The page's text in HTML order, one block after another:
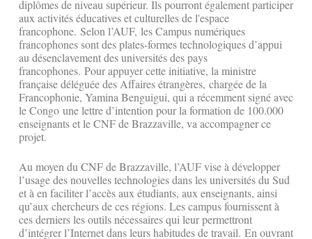
diplômes de niveau supérieur. Ils pourront également participer
aux activités éducatives et culturelles de l'espace
francophone. Selon l’AUF, les Campus numériques
francophones sont des plates-formes technologiques d’appui
au désenclavement des universités des pays
francophones. Pour appuyer cette initiative, la ministre
française déléguée des Affaires étrangères, chargée de la
Francophonie, Yamina Benguigui, qui a récemment signé avec
le Congo une lettre d’intention pour la formation de 100.000
enseignants et le CNF de Brazzaville, va accompagner ce
projet.
Au moyen du CNF de Brazzaville, l’AUF vise à développer
l’usage des nouvelles technologies dans les universités du Sud
et à en faciliter l’accès aux étudiants, aux enseignants, ainsi
qu’aux chercheurs de ces régions. Les campus fournissent à
ces derniers les outils nécessaires qui leur permettront
d’intégrer l’Internet dans leurs habitudes de travail. En ouvrant